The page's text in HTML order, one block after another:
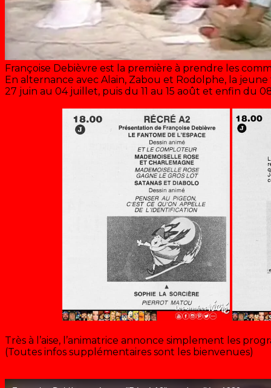
Françoise Debièvre est la première à prendre les
En alternance avec Alain, Zabou et Rodolphe, la
27 juin au 04 juillet, puis du 11 au 15 août et enfin du
Très à l’aise, l’animatrice annonce simplement les
(Toutes infos supplémentaires sont les bienvenues)